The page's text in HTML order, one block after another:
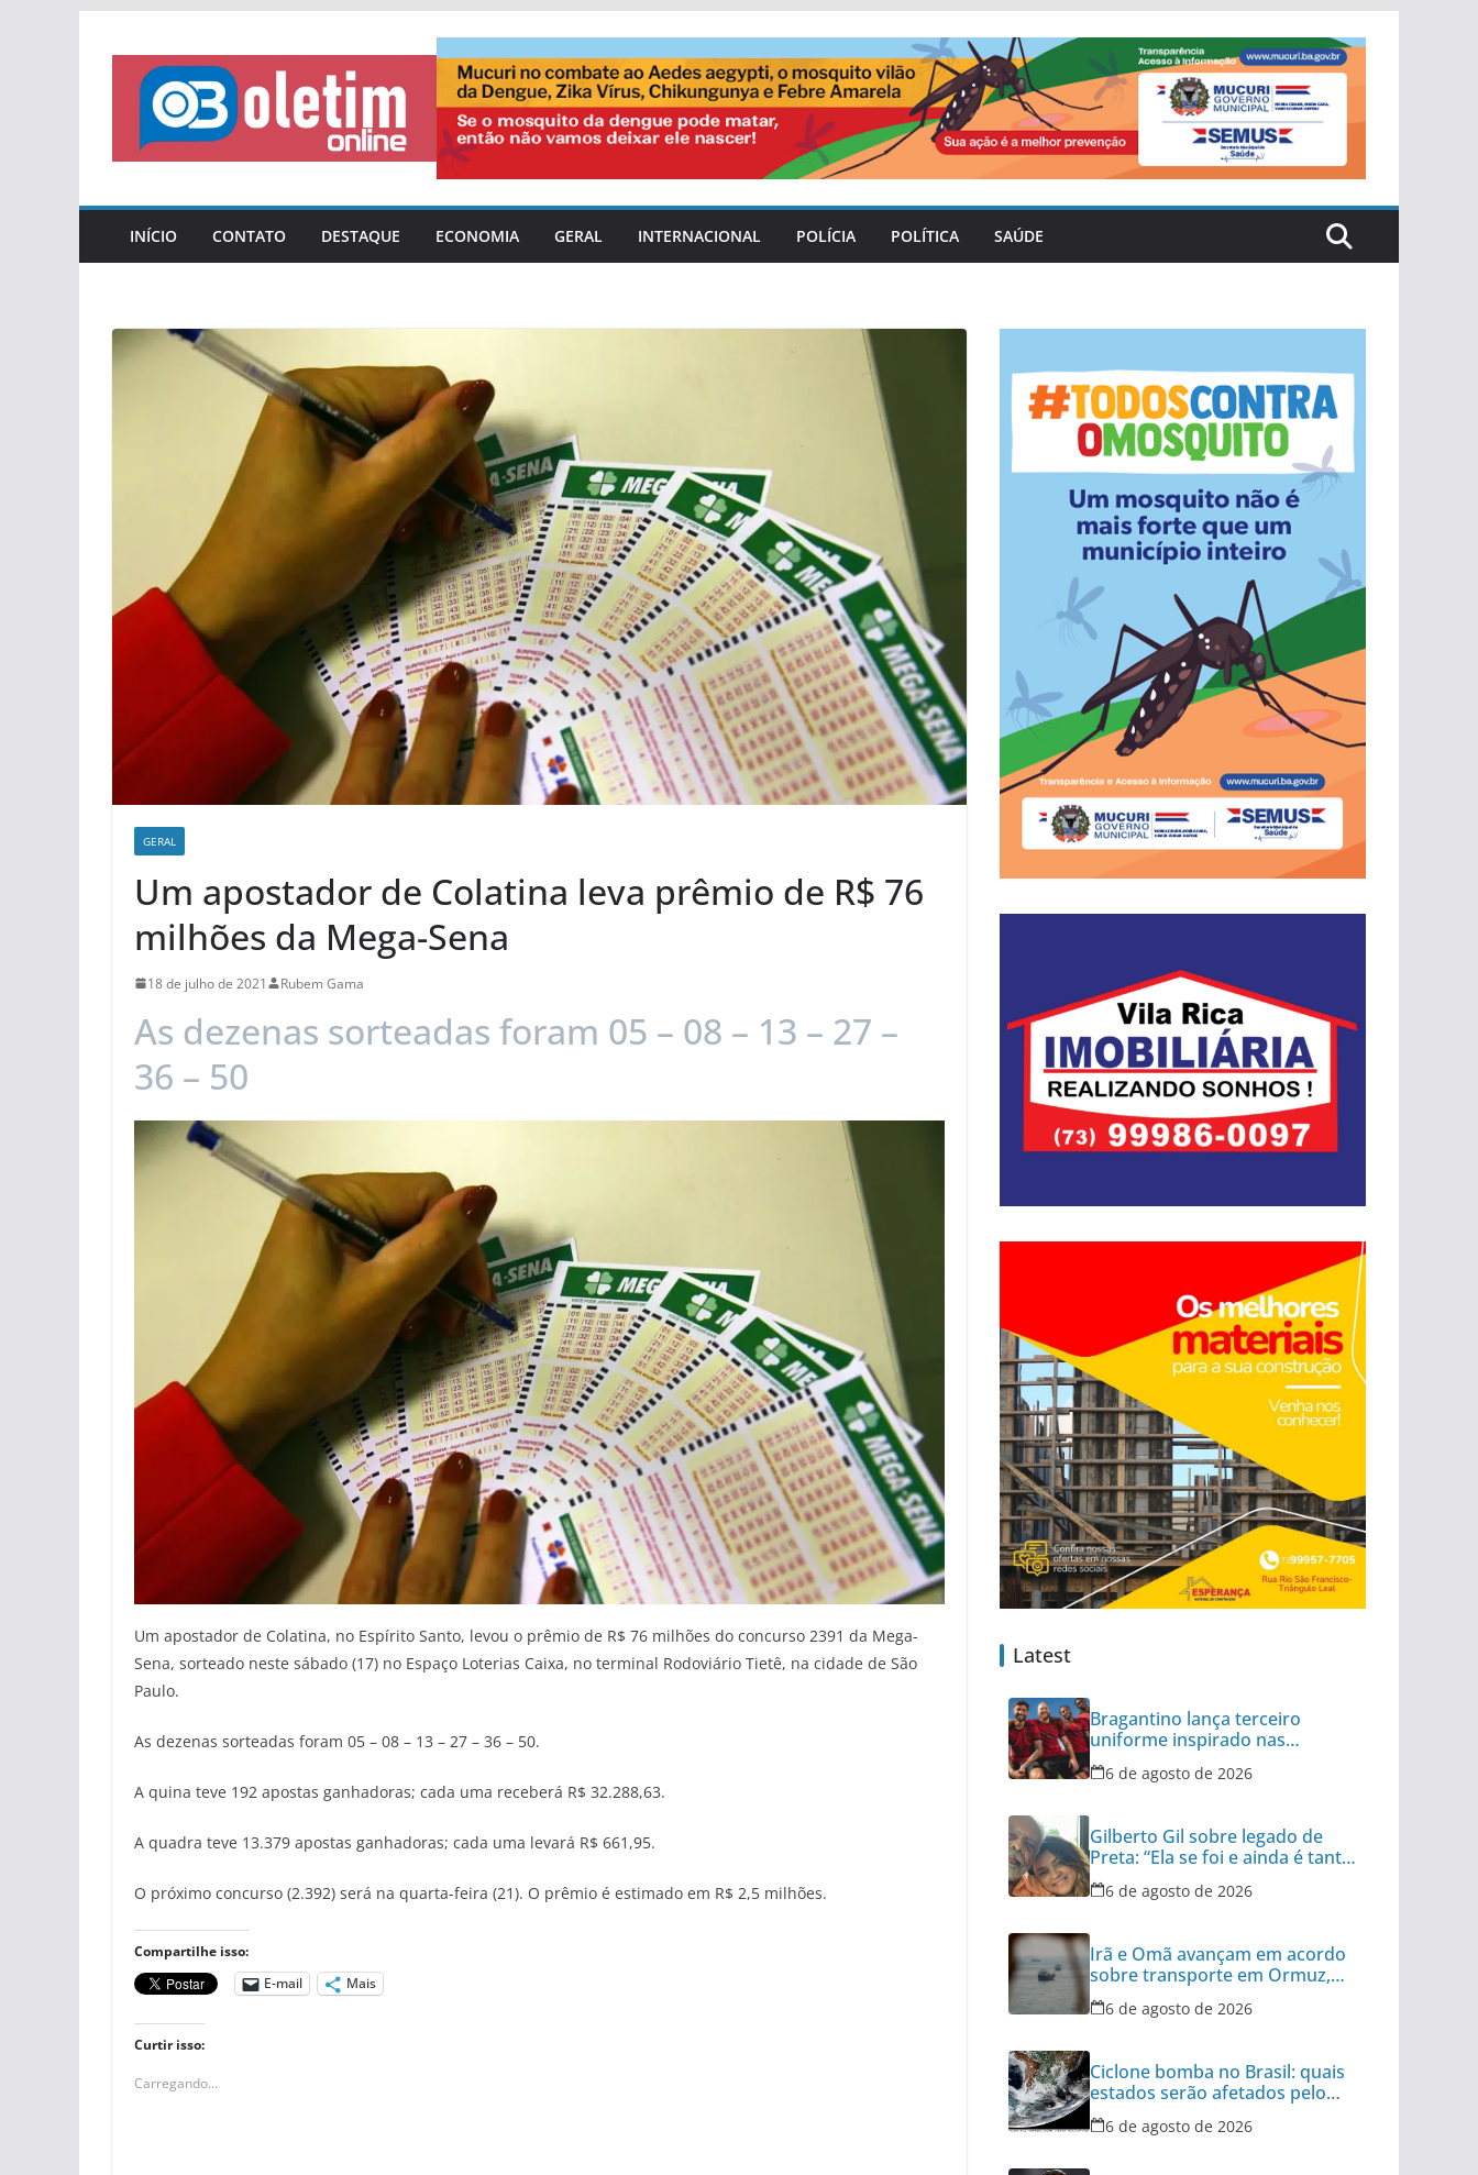
para
conteúdo
INÍCIO CONTATO DESTAQUE ECONOMIA GERAL INTERNACIONAL POLÍCIA POLÍTICA SAÚDE
GERAL
Um apostador de Colatina leva prêmio de R$ 76
milhões da Mega-Sena
18 de julho de 2021 Rubem Gama
As dezenas sorteadas foram 05 – 08 – 13 – 27 –
36 – 50
Um apostador de Colatina, no Espírito Santo, levou o prêmio de R$ 76 milhões do concurso 2391 da Mega-
Sena, sorteado neste sábado (17) no Espaço Loterias Caixa, no terminal Rodoviário Tietê, na cidade de São
Paulo.
As dezenas sorteadas foram 05 – 08 – 13 – 27 – 36 – 50.
A quina teve 192 apostas ganhadoras; cada uma receberá R$ 32.288,63.
A quadra teve 13.379 apostas ganhadoras; cada uma levará R$ 661,95.
O próximo concurso (2.392) será na quarta-feira (21). O prêmio é estimado em R$ 2,5 milhões.
Compartilhe isso:
E-mail
Mais
Curtir isso:
Carregando...
Latest
Bragantino lança terceiro
uniforme inspirado nas
categorias de base
6 de agosto de 2026
Gilberto Gil sobre legado de
Preta: “Ela se foi e ainda é tanta
coisa”
6 de agosto de 2026
Irã e Omã avançam em acordo
sobre transporte em Ormuz,
diz autoridade
6 de agosto de 2026
Ciclone bomba no Brasil: quais
estados serão afetados pelo
fenômeno
6 de agosto de 2026